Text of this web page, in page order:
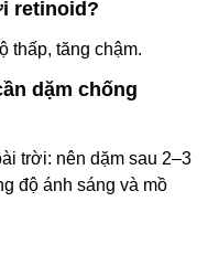
retinoid?
thấp, tăng chậm.
dặm chống
trời: nên dặm sau 2–3
độ ánh sáng và mồ